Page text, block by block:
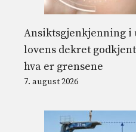
Ansiktsgjenkjenning i
lovens dekret
hva er grensene
7. august 2026